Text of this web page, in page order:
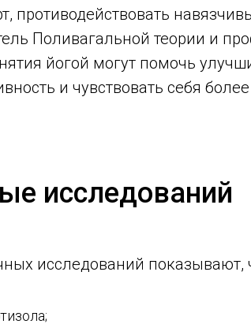
противодействовать
Поливагальной теории и
йогой могут помочь
и чувствовать себя
исследований
исследований показывают,